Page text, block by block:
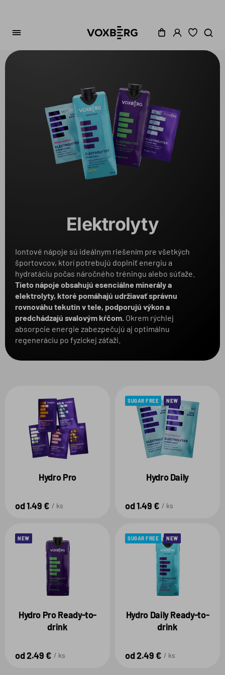
Elektrolyty
Iontové nápoje sú ideálnym riešením pre všetkých
športovcov, ktorí potrebujú doplniť energiu a
hydratáciu počas náročného tréningu alebo súťaže.
Tieto nápoje obsahujú esenciálne minerály a
elektrolyty, ktoré pomáhajú udržiavať správnu
rovnováhu tekutín v tele, podporujú výkon a
predchádzajú svalovým kŕčom. Okrem rýchlej
absorpcie energie zabezpečujú aj optimálnu
regeneráciu po fyzickej záťaži.
Hydro Pro
od 1.49 € ks
SUGAR FREE NEW
Hydro Daily
od 1.49 € ks
NEW
Hydro Pro Ready-to-
drink
od 2.49 € ks
SUGAR FREE NEW
Hydro Daily Ready-to-
drink
od 2.49 € ks
Produkt
Zvolené filtre:
VARIANT:CITRÓN